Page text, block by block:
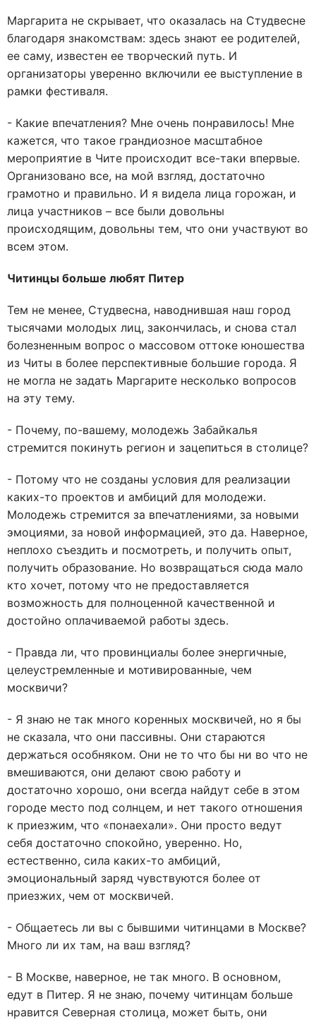
Маргарита не скрывает, что оказалась на Студвесне
благодаря знакомствам: здесь знают ее родителей,
ее саму, известен ее творческий путь. И
организаторы уверенно включили ее выступление в
рамки фестиваля.
- Какие впечатления? Мне очень понравилось! Мне
кажется, что такое грандиозное масштабное
мероприятие в Чите происходит все-таки впервые.
Организовано все, на мой взгляд, достаточно
грамотно и правильно. И я видела лица горожан, и
лица участников – все были довольны
происходящим, довольны тем, что они участвуют во
всем этом.
Читинцы больше любят Питер
Тем не менее, Студвесна, наводнившая наш город
тысячами молодых лиц, закончилась, и снова стал
болезненным вопрос о массовом оттоке юношества
из Читы в более перспективные большие города. Я
не могла не задать Маргарите несколько вопросов
на эту тему.
- Почему, по-вашему, молодежь Забайкалья
стремится покинуть регион и зацепиться в столице?
- Потому что не созданы условия для реализации
каких-то проектов и амбиций для молодежи.
Молодежь стремится за впечатлениями, за новыми
эмоциями, за новой информацией, это да. Наверное,
неплохо съездить и посмотреть, и получить опыт,
получить образование. Но возвращаться сюда мало
кто хочет, потому что не предоставляется
возможность для полноценной качественной и
достойно оплачиваемой работы здесь.
- Правда ли, что провинциалы более энергичные,
целеустремленные и мотивированные, чем
москвичи?
- Я знаю не так много коренных москвичей, но я бы
не сказала, что они пассивны. Они стараются
держаться особняком. Они не то что бы ни во что не
вмешиваются, они делают свою работу и
достаточно хорошо, они всегда найдут себе в этом
городе место под солнцем, и нет такого отношения
к приезжим, что «понаехали». Они просто ведут
себя достаточно спокойно, уверенно. Но,
естественно, сила каких-то амбиций,
эмоциональный заряд чувствуются более от
приезжих, чем от москвичей.
- Общаетесь ли вы с бывшими читинцами в Москве?
Много ли их там, на ваш взгляд?
- В Москве, наверное, не так много. В основном,
едут в Питер. Я не знаю, почему читинцам больше
нравится Северная столица, может быть, они